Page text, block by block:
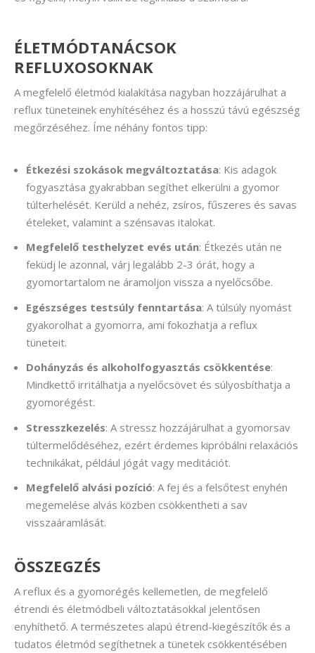
ÉLETMÓDTANÁCSOK
REFLUXOSOKNAK
A megfelelő életmód kialakítása nagyban hozzájárulhat a
reflux tüneteinek enyhítéséhez és a hosszú távú egészség
megőrzéséhez. Íme néhány fontos tipp:
Étkezési szokások megváltoztatása: Kis adagok
fogyasztása gyakrabban segíthet elkerülni a gyomor
túlterhelését. Kerüld a nehéz, zsíros, fűszeres és savas
ételeket, valamint a szénsavas italokat.
Megfelelő testhelyzet evés után: Étkezés után ne
feküdj le azonnal, várj legalább 2-3 órát, hogy a
gyomortartalom ne áramoljon vissza a nyelőcsőbe.
Egészséges testsúly fenntartása: A túlsúly nyomást
gyakorolhat a gyomorra, ami fokozhatja a reflux
tüneteit.
Dohányzás és alkoholfogyasztás csökkentése:
Mindkettő irritálhatja a nyelőcsövet és súlyosbíthatja a
gyomorégést.
Stresszkezelés: A stressz hozzájárulhat a gyomorsav
túltermelődéséhez, ezért érdemes kipróbálni relaxációs
technikákat, például jógát vagy meditációt.
Megfelelő alvási pozíció: A fej és a felsőtest enyhén
megemelése alvás közben csökkentheti a sav
visszaáramlását.
ÖSSZEGZÉS
A reflux és a gyomorégés kellemetlen, de megfelelő
étrendi és életmódbeli változtatásokkal jelentősen
enyhíthető. A természetes alapú étrend-kiegészítők és a
tudatos életmód segíthetnek a tünetek csökkentésében